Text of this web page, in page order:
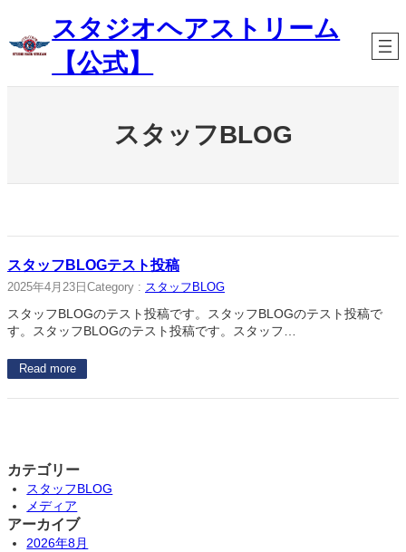
を
キ
スタジオヘアストリーム
【公式】
スタッフBLOG
スタッフBLOGテスト投稿
2025年4月23日 Category : スタッフBLOG
スタッフBLOGのテスト投稿です。スタッフBLOGのテスト投稿で
す。スタッフBLOGのテスト投稿です。スタッフ…
Read more
カテゴリー
スタッフBLOG
メディア
アーカイブ
2026年8月